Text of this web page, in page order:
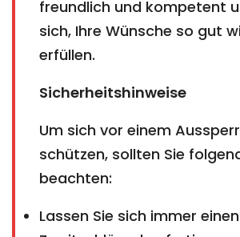
freundlich und kompetent
sich, Ihre Wünsche so gut
erfüllen.
Sicherheitshinweise
Um sich vor einem
schützen, sollten Sie
beachten:
Lassen Sie sich immer einen